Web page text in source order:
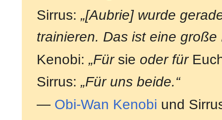
Sirrus:„[Aubrie] wurde
trainieren. Das ist eine große
Kenobi:„Für sie oder für
Sirrus:„Für uns beide.“
— Obi-Wan Kenobi und